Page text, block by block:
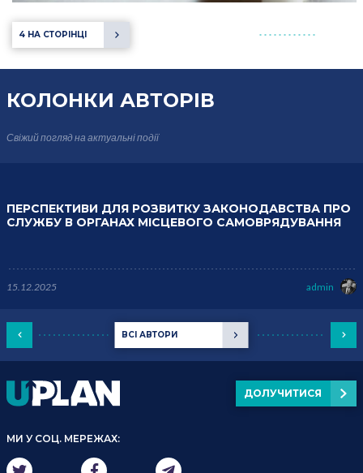
4 НА СТОРІНЦІ
КОЛОНКИ АВТОРІВ
Свіжий погляд на актуальні події
ВСІ АВТОРИ
ПЕРСПЕКТИВИ ДЛЯ РОЗВИТКУ ЗАКОНОДАВСТВА ПРО
СЛУЖБУ В ОРГАНАХ МІСЦЕВОГО САМОВРЯДУВАННЯ
15.12.2025 admin
МИ У СОЦ. МЕРЕЖАХ:
ДОЛУЧИТИСЯ